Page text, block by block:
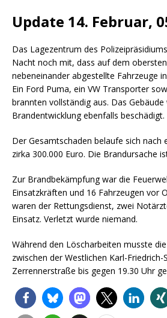
Update 14. Februar,
Das Lagezentrum des
Nacht noch mit, dass auf dem
nebeneinander abgestellte Fahrzeuge
Ein Ford Puma, ein VW Transporter
brannten vollständig aus. Das
Brandentwicklung ebenfalls beschädigt.
Der Gesamtschaden belaufe sich nach
zirka 300.000 Euro. Die Brandursache
Zur Brandbekämpfung war die
Einsatzkräften und 16 Fahrzeugen vor
waren der Rettungsdienst, zwei
Einsatz. Verletzt wurde niemand.
Während den Löscharbeiten musste
zwischen der Westlichen Karl-
Zerrennerstraße bis gegen 19.30 Uhr